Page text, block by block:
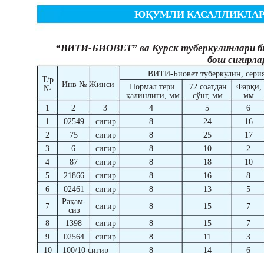
ЮҚУМЛИ КАСАЛЛИКЛАР
“ВИТИ-БИОВЕТ” ва Курск туберкулинлари
бош
Т/р
№
Инв № Жинси
ВИТИ-Биовет туберкулин,
Нормал тери
қалинлиги, мм
72 соатдан
сўнг, мм
Фарқи,
мм
1
2 3 4 5
6
1
02549 сигир 8 24
16
2
75 сигир 8 25
17
3
6 сигир 8 10
2
4
87 сигир 8 18
10
5
21866 сигир 8 16
8
6
02461 сигир 8 13
5
7
Рақам-
сиз
сигир 8 15
7
8
1398 сигир 8 15
7
9
02564 сигир 8 11
3
10
100/10 сигир 8 14
6